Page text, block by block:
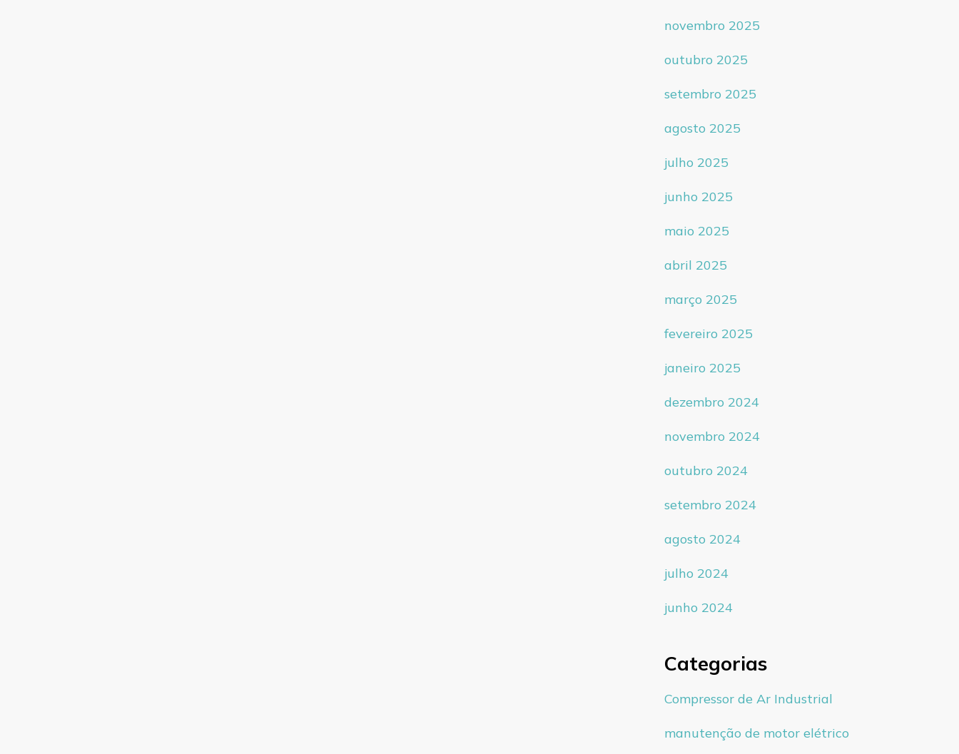
novembro 2025
outubro 2025
setembro 2025
agosto 2025
julho 2025
junho 2025
maio 2025
abril 2025
março 2025
fevereiro 2025
janeiro 2025
dezembro 2024
novembro 2024
outubro 2024
setembro 2024
agosto 2024
julho 2024
junho 2024
Categorias
Compressor de Ar Industrial
manutenção de motor elétrico